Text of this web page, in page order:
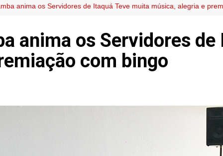
anima os Servidores de Itaquá Teve muita música, alegria e
anima os Servidores
com bingo